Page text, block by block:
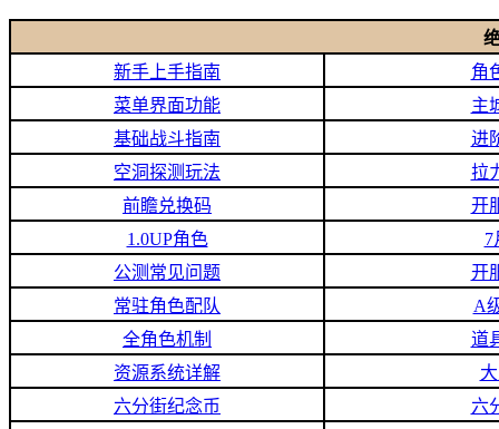
新手上手指南
角
菜单界面功能
主
基础战斗指南
进
空洞探测玩法
拉
前瞻兑换码
开
1.0UP角色
7
公测常见问题
开
常驻角色配队
A
全角色机制
道
资源系统详解
六分街纪念币
六